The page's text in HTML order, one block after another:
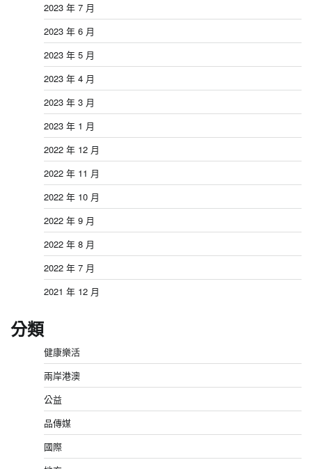
2023 年 7 月
2023 年 6 月
2023 年 5 月
2023 年 4 月
2023 年 3 月
2023 年 1 月
2022 年 12 月
2022 年 11 月
2022 年 10 月
2022 年 9 月
2022 年 8 月
2022 年 7 月
2021 年 12 月
分類
健康樂活
兩岸港澳
公益
品傳媒
國際